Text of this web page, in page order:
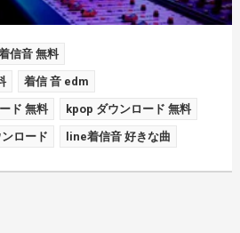
信音 無料
着信 音 edm
ド 無料 kpop ダウンロード 無料
ロード line着信音 好きな曲